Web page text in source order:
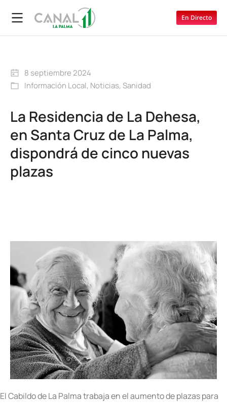
En Directo
8 septiembre 2024
Información Local, Noticias, Sanidad
La Residencia de La Dehesa,
en Santa Cruz de La Palma,
dispondrá de cinco nuevas
plazas
El Cabildo de La Palma trabaja en el aumento de plazas para